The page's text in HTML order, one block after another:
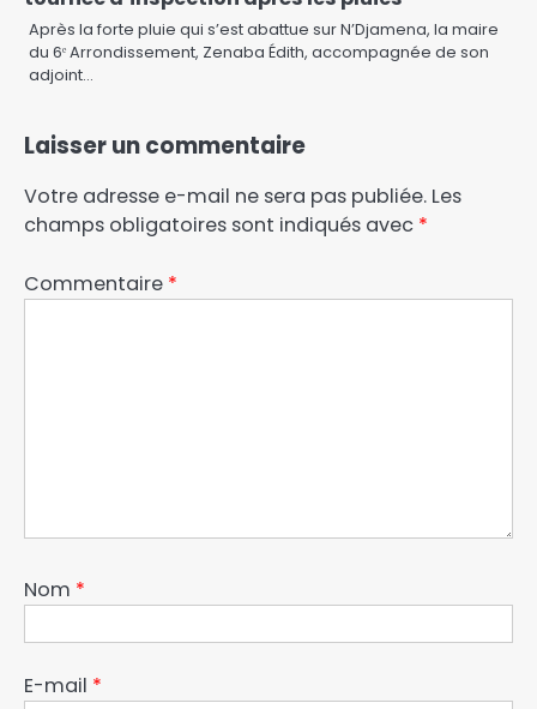
Après la forte pluie qui s’est abattue sur N’Djamena, la maire
du 6ᵉ Arrondissement, Zenaba Édith, accompagnée de son
adjoint…
Laisser un commentaire
Votre adresse e-mail ne sera pas publiée. Les
champs obligatoires sont indiqués avec *
Commentaire *
Nom *
E-mail *